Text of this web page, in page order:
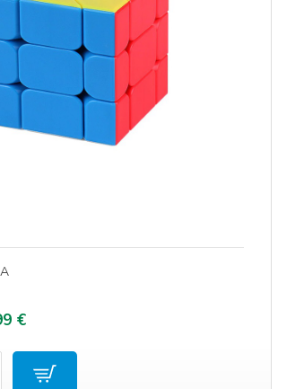
€Trenutna
cijena
je: